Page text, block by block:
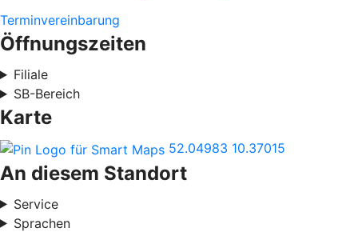
Terminvereinbarung
Öffnungszeiten
Filiale
SB-Bereich
Karte
52.04983 10.37015
An diesem Standort
Service
Sprachen